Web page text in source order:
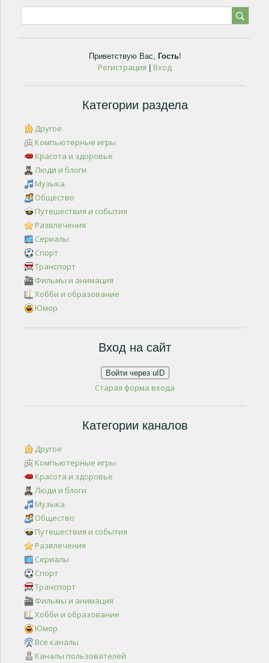
Приветствую Вас, Гость!
Регистрация Вход
Категории раздела
Другое
Компьютерные игры
Красота и здоровье
Люди и блоги
Музыка
Общество
Путешествия и события
Развлечения
Сериалы
Спорт
Транспорт
Фильмы и анимация
Хобби и образование
Юмор
Вход на сайт
Войти через uID
Старая форма входа
Категории каналов
Другое
Компьютерные игры
Красота и здоровье
Люди и блоги
Музыка
Общество
Путешествия и события
Развлечения
Сериалы
Спорт
Транспорт
Фильмы и анимация
Хобби и образование
Юмор
Все каналы
Каналы пользователей